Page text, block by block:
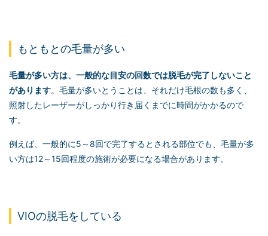
もともとの毛量が多い
毛量が多い方は、一般的な目安の回数では脱毛が完了しないこと
があります。毛量が多いとうことは、それだけ毛根の数も多く、
照射したレーザーがしっかり行き届くまでに時間がかかるので
す。
例えば、一般的に5～8回で完了するとされる部位でも、毛量が多
い方は12～15回程度の施術が必要になる場合があります。
VIOの脱毛をしている